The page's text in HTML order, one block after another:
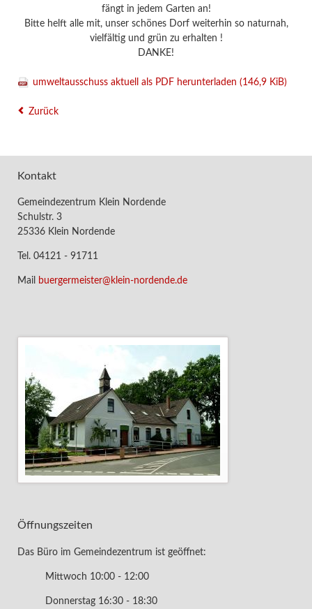
fängt in jedem Garten an!
Bitte helft alle mit, unser schönes Dorf weiterhin so naturnah,
vielfältig und grün zu erhalten !
DANKE!
umweltausschuss aktuell als PDF herunterladen (146,9 KiB)
Zurück
Kontakt
Gemeindezentrum Klein Nordende
Schulstr. 3
25336 Klein Nordende
Tel. 04121 - 91711
Mail buergermeister@klein-nordende.de
Öffnungszeiten
Das Büro im Gemeindezentrum ist geöffnet:
Mittwoch 10:00 - 12:00
Donnerstag 16:30 - 18:30